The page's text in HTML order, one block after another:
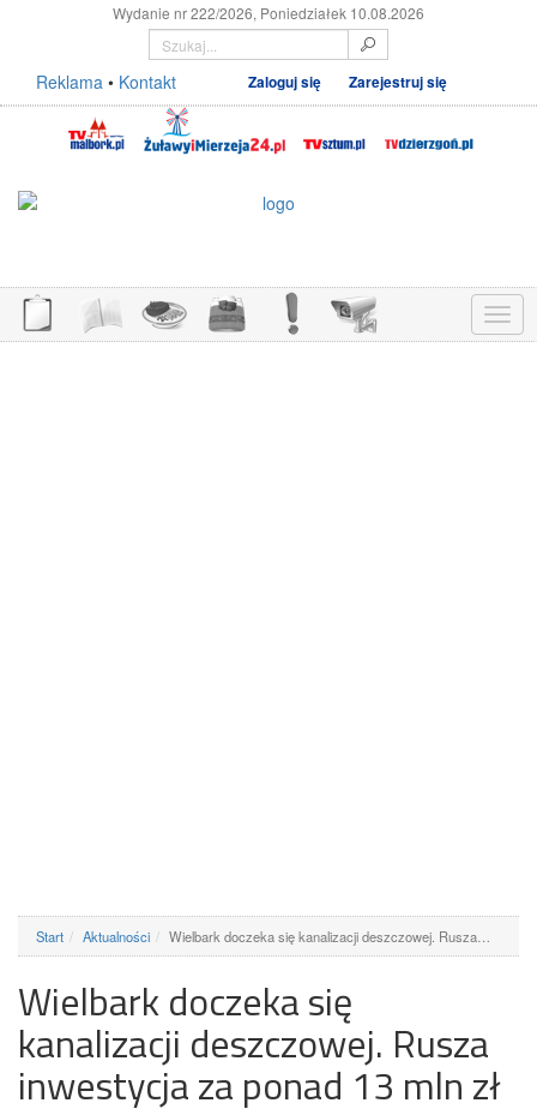
Wydanie nr 222/2026, Poniedziałek 10.08.2026
Reklama • Kontakt Zaloguj się Zarejestruj się
Menu
Start Aktualności Wielbark doczeka się kanalizacji deszczowej. Rusza…
Wielbark doczeka się
kanalizacji deszczowej. Rusza
inwestycja za ponad 13 mln zł